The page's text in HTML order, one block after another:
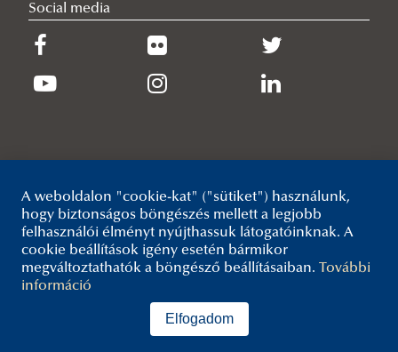
Social media
A weboldalon "cookie-kat" ("sütiket") használunk,
hogy biztonságos böngészés mellett a legjobb
felhasználói élményt nyújthassuk látogatóinknak. A
cookie beállítások igény esetén bármikor
megváltoztathatók a böngésző beállításaiban. További
információ
Elfogadom